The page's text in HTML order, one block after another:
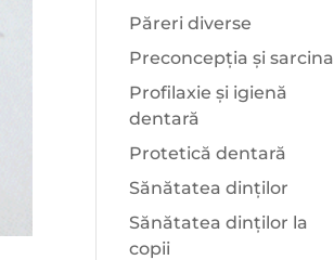
Păreri diverse
Preconcepția și sarcina
Profilaxie și igienă
dentară
Protetică dentară
Sănătatea dinților
Sănătatea dinților la
copii